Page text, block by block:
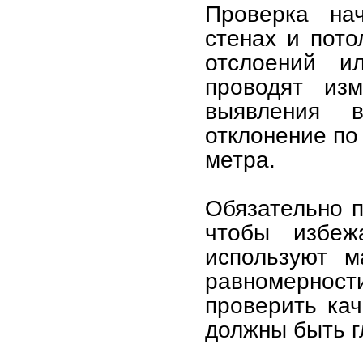
Проверка
стенах и
отслоений
проводят
выявления
отклонение
метра.
Обязательно
чтобы
используют
проверить
должны быть